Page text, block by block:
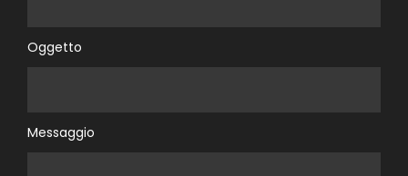
Oggetto
Messaggio